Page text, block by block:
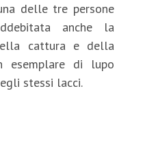
delle tre persone
anche la
cattura e della
esemplare di lupo
stessi lacci.